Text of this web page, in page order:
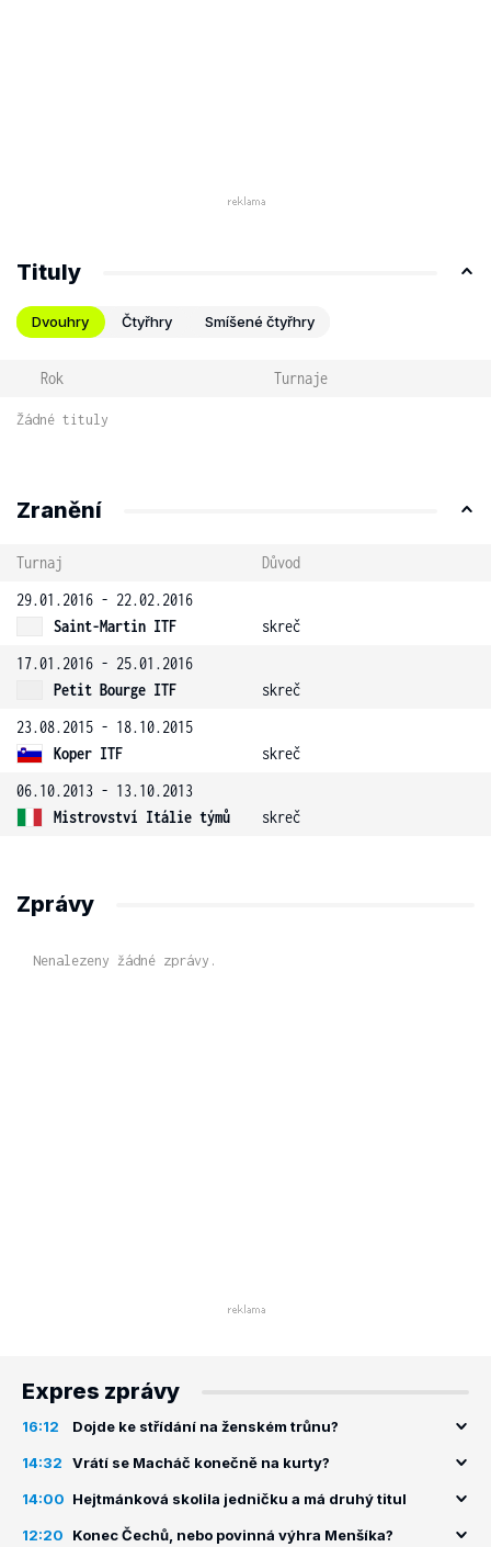
Tituly
Dvouhry Čtyřhry Smíšené čtyřhry
Rok Turnaje
Žádné tituly
Zranění
Turnaj
Důvod
29.01.2016 - 22.02.2016
Saint-Martin ITF
skreč
17.01.2016 - 25.01.2016
Petit Bourge ITF
skreč
23.08.2015 - 18.10.2015
Koper ITF
skreč
06.10.2013 - 13.10.2013
Mistrovství Itálie týmů
skreč
Zprávy
Nenalezeny žádné zprávy.
Expres zprávy
16:12 Dojde ke střídání na ženském trůnu?
14:32 Vrátí se Macháč konečně na kurty?
14:00 Hejtmánková skolila jedničku a má druhý titul
12:20 Konec Čechů, nebo povinná výhra Menšíka?